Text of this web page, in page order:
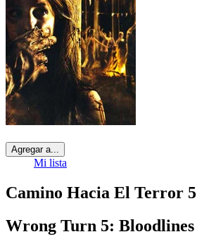
Agregar a...
Mi lista
Camino Hacia El Terror 5
Wrong Turn 5: Bloodlines